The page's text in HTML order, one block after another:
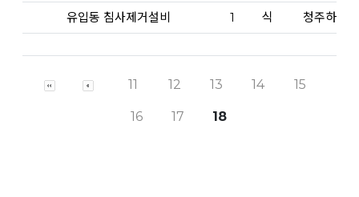
유입동 침사제거설비 1 식 청주하수
11 12 13 14 15
16 17 18